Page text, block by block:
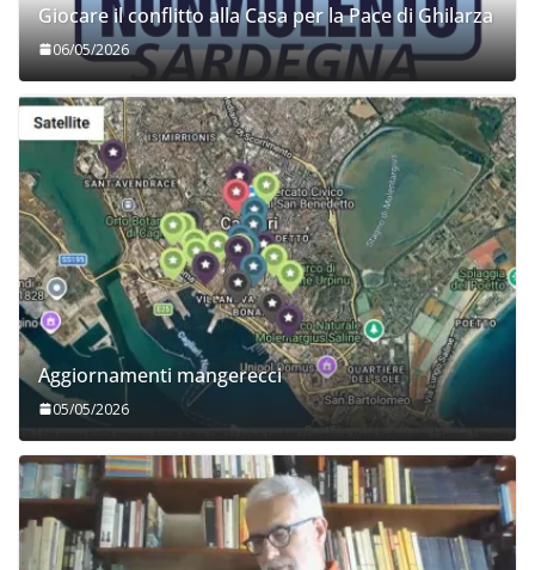
Giocare il conflitto alla Casa per la Pace di Ghilarza
06/05/2026
Aggiornamenti mangerecci
05/05/2026